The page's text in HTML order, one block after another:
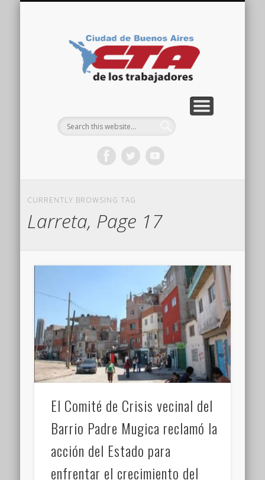
CURRENTLY BROWSING TAG
Larreta, Page 17
El Comité de Crisis vecinal del
Barrio Padre Mugica reclamó la
acción del Estado para
enfrentar el crecimiento del